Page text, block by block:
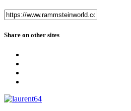
Share on other sites